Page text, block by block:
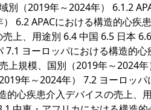
（2019年～2024年） 6.1.2
6.2 APACにおける構造的心疾
上、用途別 6.4 中国 6.5 日本
ヨーロッパにおける構造的
上規模、国別（2019年～2024
年～2024年） 7.2 ヨーロッ
心疾患介入デバイスの売上、